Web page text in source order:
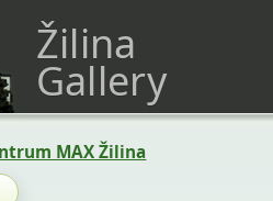
Žilina
Gallery
MAX Žilina